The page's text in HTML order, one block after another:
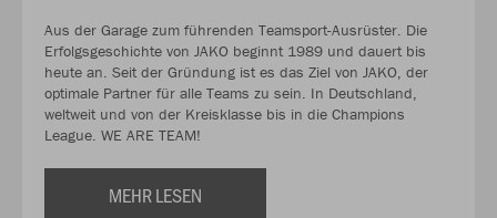
Aus der Garage zum führenden Teamsport-Ausrüster. Die
Erfolgsgeschichte von JAKO beginnt 1989 und dauert bis
heute an. Seit der Gründung ist es das Ziel von JAKO, der
optimale Partner für alle Teams zu sein. In Deutschland,
weltweit und von der Kreisklasse bis in die Champions
League. WE ARE TEAM!
MEHR LESEN